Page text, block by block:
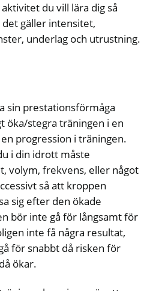
du vill lära dig så
gäller intensitet,
underlag och utrustning.
sin prestationsförmåga
öka/stegra träningen i en
progression i träningen.
i din idrott måste
volym, frekvens, eller något
så att kroppen
sig efter den ökade
bör inte gå för långsamt för
inte få några resultat,
för snabbt då risken för
ökar.